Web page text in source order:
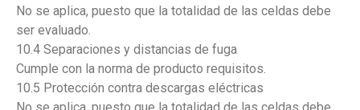
No se aplica, puesto que la totalidad de las celdas debe
ser evaluado.
10.4 Separaciones y distancias de fuga
Cumple con la norma de producto requisitos.
10.5 Protección contra descargas eléctricas
No se aplica, puesto que la totalidad de las celdas debe